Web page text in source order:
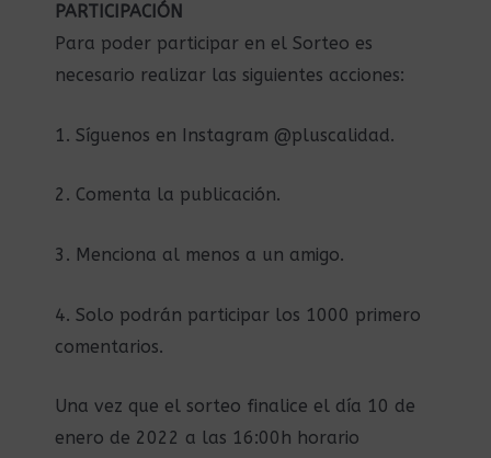
PARTICIPACIÓN
Para poder participar en el Sorteo es
necesario realizar las siguientes acciones:
1. Síguenos en Instagram @pluscalidad.
2. Comenta la publicación.
3. Menciona al menos a un amigo.
4. Solo podrán participar los 1000 primero
comentarios.
Una vez que el sorteo finalice el día 10 de
enero de 2022 a las 16:00h horario